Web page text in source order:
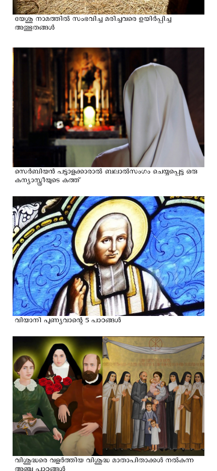
യേശു നാമത്തിൽ സംഭവിച്ച മരിച്ചവരെ ഉയിർപ്പിച്ച
അത്ഭുതങ്ങൾ
സെർബിയൻ പട്ടാളക്കാരാൽ ബലാൽസംഗം ചെയ്യപ്പെട്ട ഒരു
കന്യാസ്ത്രീയുടെ കത്ത്
വിയാനി പുണ്യവാന്റെ 5 പാഠങ്ങൾ
വിശുദ്ധരെ വളർത്തിയ വിശുദ്ധ മാതാപിതാക്കള്‍ നൽകുന്ന